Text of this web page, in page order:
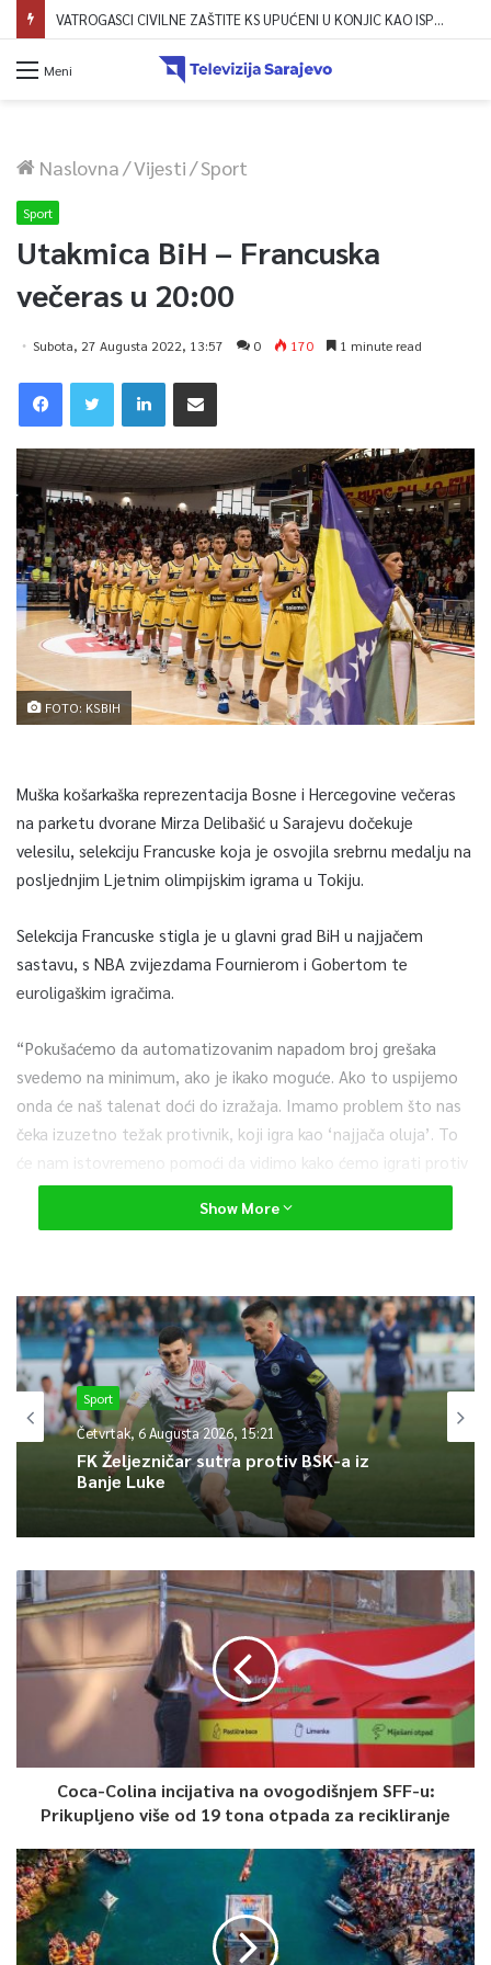
VATROGASCI CIVILNE ZAŠTITE KS UPUĆENI U KONJIC KAO ISPOMOĆ U GAŠENJU POŽARA
Meni
Naslovna/Vijesti/Sport
Sport
Utakmica BiH – Francuska
večeras u 20:00
Subota, 27 Augusta 2022, 13:57 0 170 1 minute read
FOTO: KSBIH
Muška košarkaška reprezentacija Bosne i Hercegovine večeras
na parketu dvorane Mirza Delibašić u Sarajevu dočekuje
velesilu, selekciju Francuske koja je osvojila srebrnu medalju na
posljednjim Ljetnim olimpijskim igrama u Tokiju.
Selekcija Francuske stigla je u glavni grad BiH u najjačem
sastavu, s NBA zvijezdama Fournierom i Gobertom te
euroligaškim igračima.
“Pokušaćemo da automatizovanim napadom broj grešaka
svedemo na minimum, ako je ikako moguće. Ako to uspijemo
onda će naš talenat doći do izražaja. Imamo problem što nas
čeka izuzetno težak protivnik, koji igra kao ‘najjača oluja’. To
će nam istovremeno pomoći da vidimo kako ćemo igrati protiv
tih najjačih ekipa koje imamo u grupi na EP. Ništa slabiji od
Francuza nisu Litvanci, Slovenci, Nijemci, koji imaju dobru ekipu
Bećiragić.
Utakmica BiH – Francuska počinje u 20 sati.
0
Article Rating
Show More
Sport
Četvrtak, 6 Augusta 2026, 15:21
FK Željezničar sutra protiv BSK-a iz
Banje Luke
Coca-Colina incijativa na ovogodišnjem SFF-u:
Prikupljeno više od 19 tona otpada za recikliranje